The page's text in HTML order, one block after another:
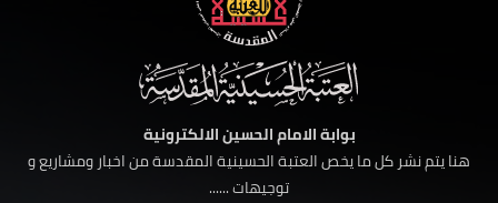
بوابة الامام الحسين الالكترونية
هنا يتم نشر كل ما يخص العتبة الحسينية المقدسة من اخبار ومشاريع و
توجيهات ......